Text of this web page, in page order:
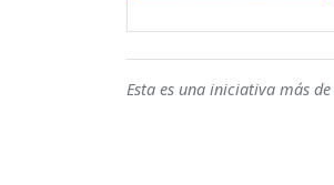
Esta es una iniciativa más de